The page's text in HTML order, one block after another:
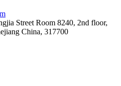
Street Room 8240, 2nd floor,
China, 317700